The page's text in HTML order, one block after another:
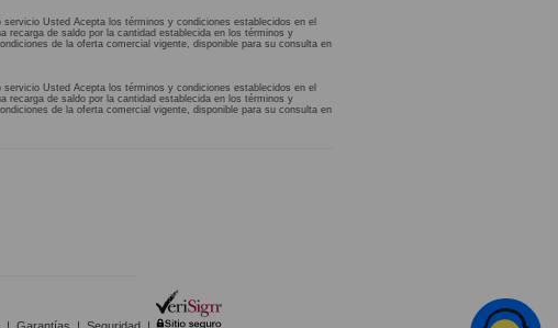
Usted Acepta los términos y condiciones establecidos en el
recarga de saldo por la cantidad establecida en los términos y
de la oferta comercial vigente, disponible para su consulta en
Usted Acepta los términos y condiciones establecidos en el
recarga de saldo por la cantidad establecida en los términos y
de la oferta comercial vigente, disponible para su consulta en